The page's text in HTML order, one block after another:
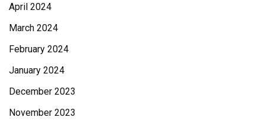
April 2024
March 2024
February 2024
January 2024
December 2023
November 2023